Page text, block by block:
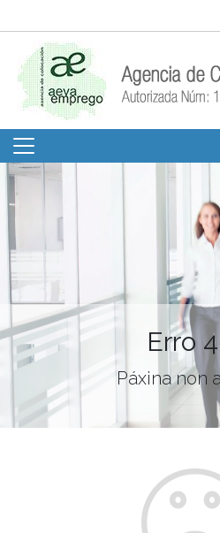
Erro
Páxina non